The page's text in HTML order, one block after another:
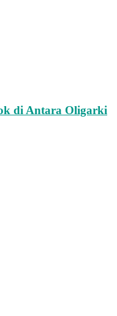
di Antara Oligarki